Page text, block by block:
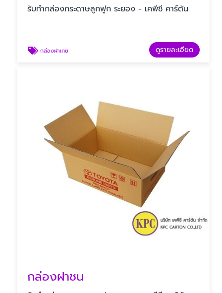
รับทํากล่องกระดาษลูกฟูก ระยอง - เคพีซี คาร์ตัน
กล่องฝาเกย ดูรายละเอียด
กล่องฝาชน